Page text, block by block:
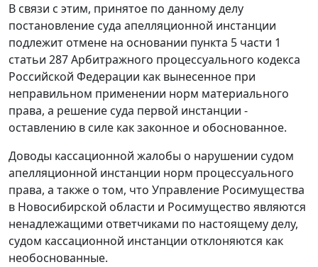
В связи с этим, принятое по данному делу
постановление суда апелляционной инстанции
подлежит отмене на основании пункта 5 части 1
статьи 287Арбитражного процессуального кодекса
Российской Федерации как вынесенное при
неправильном применении норм материального
права, а решение суда первой инстанции -
оставлению в силе как законное и обоснованное.
Доводы кассационной жалобы о нарушении судом
апелляционной инстанции норм процессуального
права, а также о том, что Управление Росимущества
в Новосибирской области и Росимущество являются
ненадлежащими ответчиками по настоящему делу,
судом кассационной инстанции отклоняются как
необоснованные.